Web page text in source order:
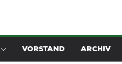
VORSTAND ARCHIV